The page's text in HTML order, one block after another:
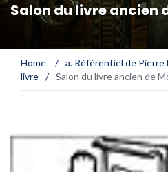
Salon du livre ancien
Home / a. Référentiel de Pierre
livre / Salon du livre ancien de